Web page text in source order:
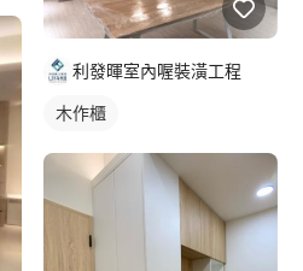
利發暉室內喔裝潢工程
木作櫃